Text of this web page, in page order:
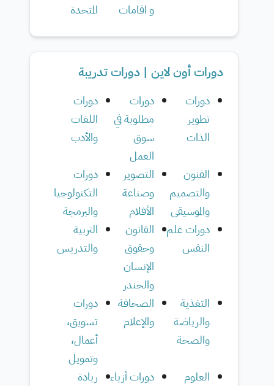
و اقامات
المتحدة
دورات أون لاين | دورات تدريبة
دورات
تطوير
الذات
دورات
مطلوبة في
سوق
العمل
دورات
اللغات
والأدب
الفنون
والتصميم
والموسيقى
التصوير
وصناعة
الأفلام
دورات
التكنولوجيا
والبرمجة
دورات علم
النفس
القانون
وحقوق
الإنسان
والجندر
التربية
والتدريس
التغذية
والرياضة
والصحة
الصحافة
والإعلام
دورات
تسويق،
أعمال،
وتمويل
العلوم
دورات أزياء
ريادة